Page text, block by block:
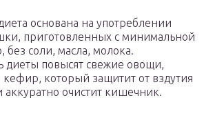
основана на употреблении
приготовленных с минимальной
без соли, масла, молока.
диеты повысят свежие овощи,
который защитит от вздутия
аккуратно очистит кишечник.